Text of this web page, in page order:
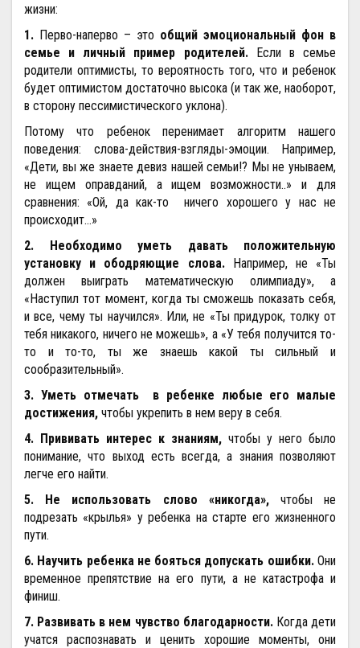
жизни:
1. Перво-наперво – это общий эмоциональный фон в
семье и личный пример родителей.Если в семье
родители оптимисты, то вероятность того, что и ребенок
будет оптимистом достаточно высока (и так же, наоборот,
в сторону пессимистического уклона).
Потому что ребенок перенимает алгоритм нашего
поведения: слова-действия-взгляды-эмоции. Например,
«Дети, вы же знаете девиз нашей семьи!? Мы не унываем,
не ищем оправданий, а ищем возможности..» и для
сравнения: «Ой, да как-то ничего хорошего у нас не
происходит…»
2.
Необходимо уметь давать положительную
установку и ободряющие слова. Например, не «Ты
должен выиграть математическую олимпиаду», а
«Наступил тот момент, когда ты сможешь показать себя,
и все, чему ты научился». Или, не «Ты придурок, толку от
тебя никакого, ничего не можешь», а «У тебя получится то-
то и то-то, ты же знаешь какой ты сильный и
сообразительный».
3. Уметь отмечать в ребенке любые его малые
достижения, чтобы укрепить в нем веру в себя.
4. Прививать интерес к знаниям, чтобы у него было
понимание, что выход есть всегда, а знания позволяют
легче его найти.
5. Не использовать слово «никогда», чтобы не
подрезать «крылья» у ребенка на старте его жизненного
пути.
6. Научить ребенка не бояться допускать ошибки. Они
временное препятствие на его пути, а не катастрофа и
финиш.
7. Развивать в нем чувство благодарности.Когда дети
учатся распознавать и ценить хорошие моменты, они